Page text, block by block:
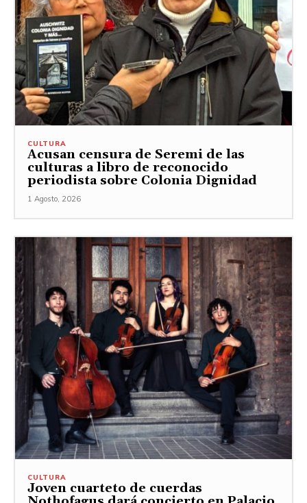
CULTURA
Acusan censura de Seremi de las
culturas a libro de reconocido
periodista sobre Colonia Dignidad
1 Agosto, 2026
CULTURA
Joven cuarteto de cuerdas